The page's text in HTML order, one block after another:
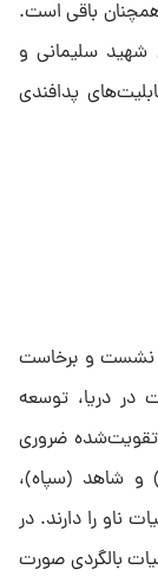
باقی است.
سلیمانی و
پدافندی
نشست و برخاست
در دریا، توسعه
تقویت‌شده ضروری
شاهد (سپاه)،
را دارند. در
بالگردی صورت